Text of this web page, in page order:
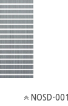
NOSD-001